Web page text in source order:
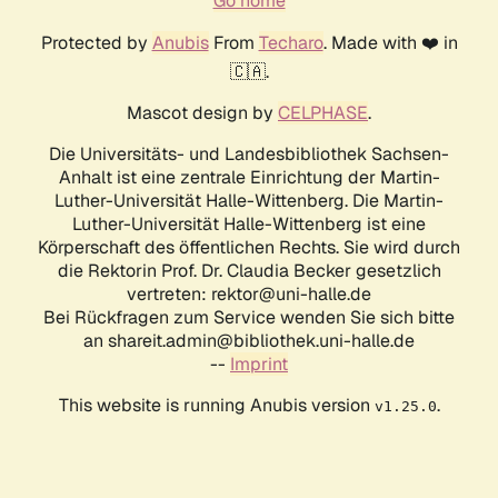
Protected by AnubisFrom Techaro. Made with ❤️ in
🇨🇦.
Mascot design by CELPHASE.
Die Universitäts- und Landesbibliothek Sachsen-
Anhalt ist eine zentrale Einrichtung der Martin-
Luther-Universität Halle-Wittenberg. Die Martin-
Luther-Universität Halle-Wittenberg ist eine
Körperschaft des öffentlichen Rechts. Sie wird durch
die Rektorin Prof. Dr. Claudia Becker gesetzlich
vertreten: rektor@uni-halle.de
Bei Rückfragen zum Service wenden Sie sich bitte
an shareit.admin@bibliothek.uni-halle.de
-- Imprint
This website is running Anubis version v1.25.0.